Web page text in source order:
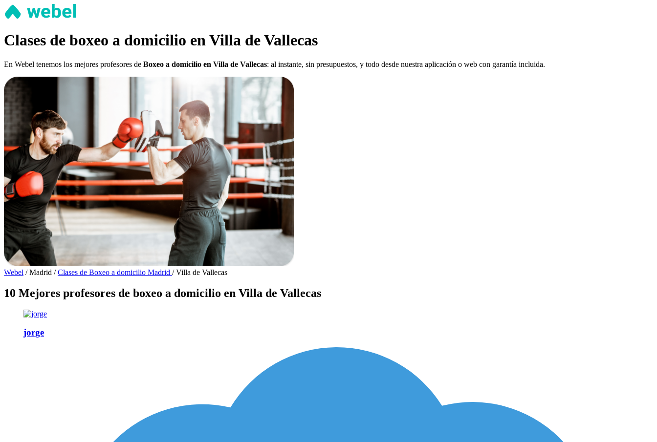
Clases de boxeo a domicilio en Villa de Vallecas
En Webel tenemos los mejores profesores de Boxeo a domicilio en Villa de Vallecas: al instante, sin presupuestos, y todo desde nuestra aplicación o web con garantía incluida.
Webel / Madrid / Clases de Boxeo a domicilio Madrid / Villa de Vallecas
10 Mejores profesores de boxeo a domicilio en Villa de Vallecas
jorge